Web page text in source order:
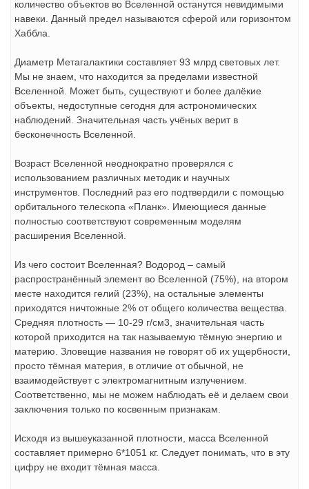
количество объектов во Вселенной останутся невидимыми
навеки. Данный предел называются сферой или горизонтом
Хаббла.
Диаметр Метагалактики составляет 93 млрд световых лет.
Мы не знаем, что находится за пределами известной
Вселенной. Может быть, существуют и более далёкие
объекты, недоступные сегодня для астрономических
наблюдений. Значительная часть учёных верит в
бесконечность Вселенной.
Возраст Вселенной неоднократно проверялся с
использованием различных методик и научных
инструментов. Последний раз его подтвердили с помощью
орбитального телескопа «Планк». Имеющиеся данные
полностью соответствуют современным моделям
расширения Вселенной.
Из чего состоит Вселенная? Водород – самый
распространённый элемент во Вселенной (75%), на втором
месте находится гелий (23%), на остальные элементы
приходятся ничтожные 2% от общего количества вещества.
Средняя плотность — 10-29 г/см3, значительная часть
которой приходится на так называемую тёмную энергию и
материю. Зловещие названия не говорят об их ущербности,
просто тёмная материя, в отличие от обычной, не
взаимодействует с электромагнитным излучением.
Соответственно, мы не можем наблюдать её и делаем свои
заключения только по косвенным признакам.
Исходя из вышеуказанной плотности, масса Вселенной
составляет примерно 6*1051 кг. Следует понимать, что в эту
цифру не входит тёмная масса.